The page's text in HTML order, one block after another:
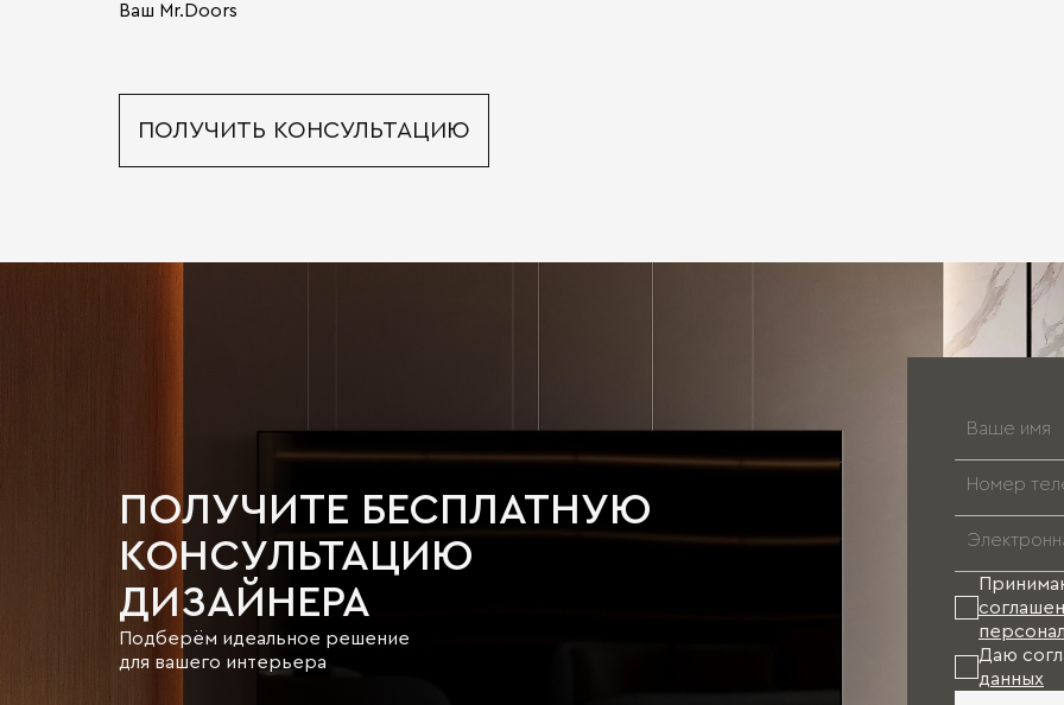
Ваш Mr.Doors
ПОЛУЧИТЬ КОНСУЛЬТАЦИЮ
ПОЛУЧИТЕ БЕСПЛАТНУЮ
КОНСУЛЬТАЦИЮ
ДИЗАЙНЕРА
Подберём идеальное решение
для вашего интерьера
Даю
данных